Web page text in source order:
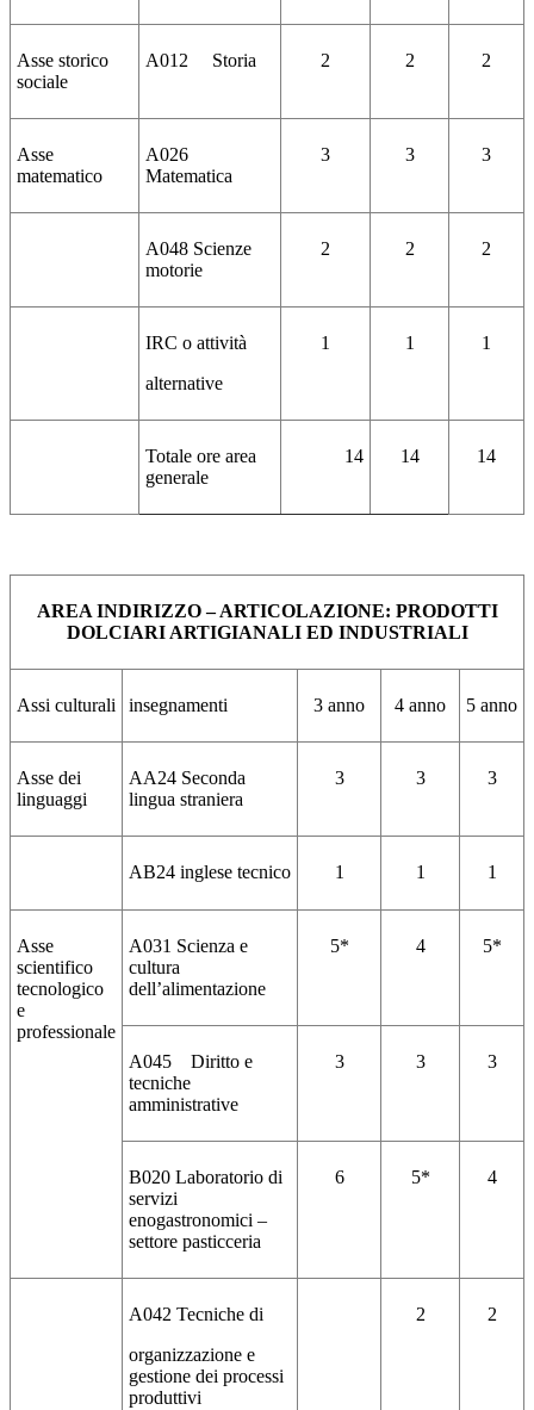
Asse storico
sociale
A012 Storia 2 2 2
Asse
matematico
A026
Matematica
3 3 3
A048 Scienze
motorie
2 2 2
IRC o attività
alternative
1 1 1
Totale ore area
generale
14 14 14
AREA INDIRIZZO – ARTICOLAZIONE: PRODOTTI
DOLCIARI ARTIGIANALI ED INDUSTRIALI
Assi culturali insegnamenti 3 anno 4 anno 5 anno
Asse dei
linguaggi
AA24 Seconda
lingua straniera
3 3 3
AB24 inglese tecnico 1 1 1
Asse
scientifico
tecnologico
e
professionale
A031 Scienza e
cultura
dell’alimentazione
5* 4 5*
A045 Diritto e
tecniche
amministrative
3 3 3
B020 Laboratorio di
servizi
enogastronomici –
settore pasticceria
6 5* 4
A042 Tecniche di
organizzazione e
gestione dei processi
produttivi
2 2